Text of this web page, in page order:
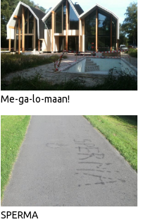
Me-ga-lo-maan!
SPERMA